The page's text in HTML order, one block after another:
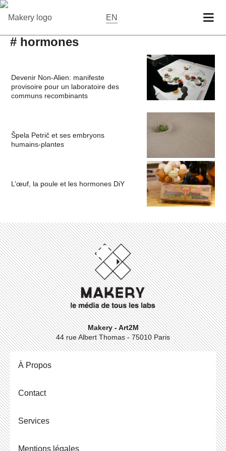
EN
# hormones
Devenir Non-Alien: manifeste
provisoire pour un laboratoire des
communs recombinants
Špela Petrič et ses embryons
humains-plantes
L’œuf, la poule et les hormones DiY
Makery - Art2M
44 rue Albert Thomas - 75010 Paris
À Propos
Contact
Ser­vices
Men­tions légales